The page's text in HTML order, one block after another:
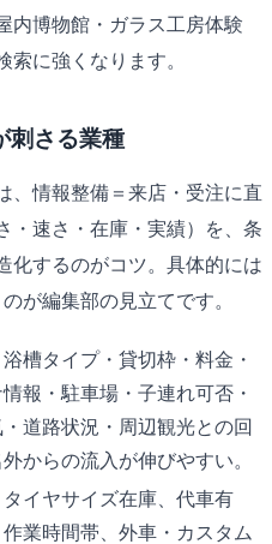
内博物館・ガラス工房体験
に強くなります。
刺さる業種
、情報整備＝来店・受注に直
・速さ・在庫・実績）を、条
化するのがコツ。具体的には
が編集部の見立てです。
浴槽タイプ・貸切枠・料金・
報・駐車場・子連れ可否・
道路状況・周辺観光との回
からの流入が伸びやすい。
タイヤサイズ在庫、代車有
業時間帯、外車・カスタム